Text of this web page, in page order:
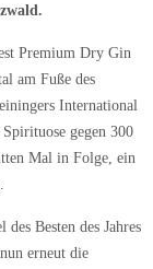
Premium Dry Gin
am Fuße des
International
gegen 300
Mal in Folge, ein
Besten des Jahres
erneut die